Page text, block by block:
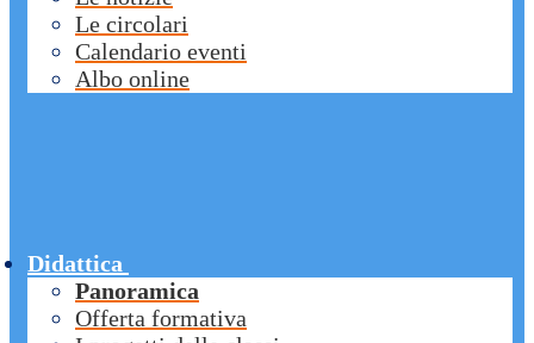
Le circolari
Calendario eventi
Albo online
Didattica
Panoramica
Offerta formativa